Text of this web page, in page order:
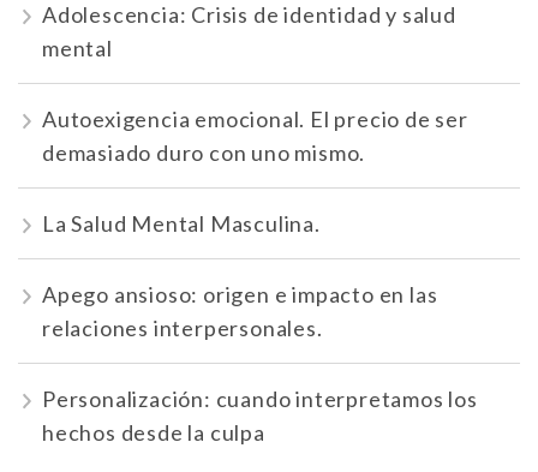
Adolescencia: Crisis de identidad y salud
mental
Autoexigencia emocional. El precio de ser
demasiado duro con uno mismo.
La Salud Mental Masculina.
Apego ansioso: origen e impacto en las
relaciones interpersonales.
Personalización: cuando interpretamos los
hechos desde la culpa